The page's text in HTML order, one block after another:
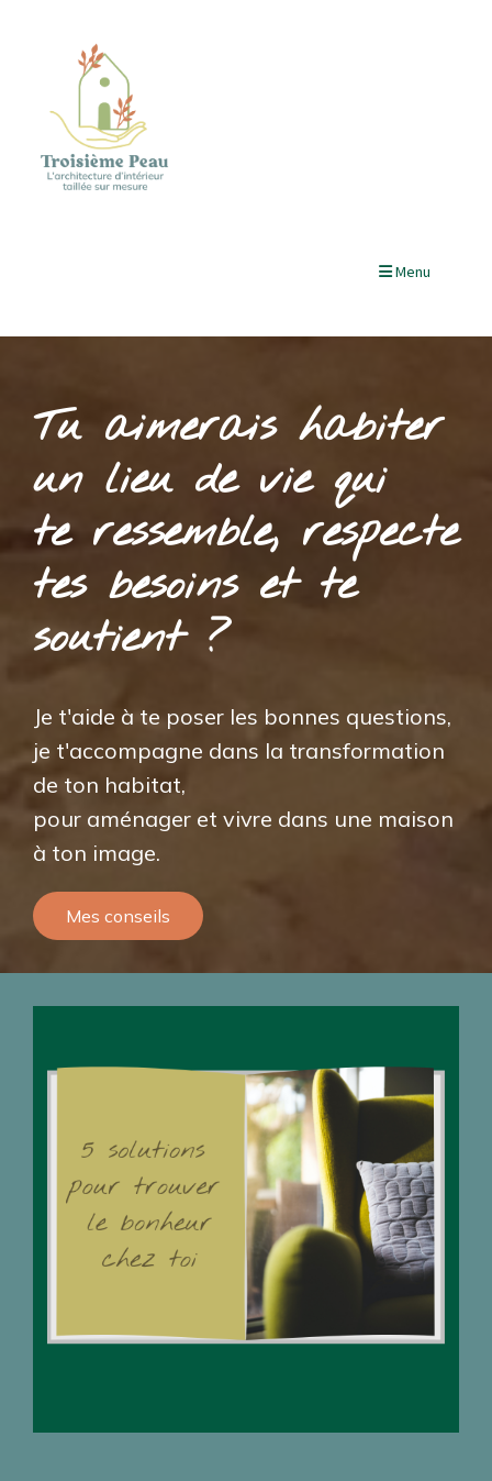
Menu
Tu aimerais habiter
un lieu de vie qui
te ressemble, respecte
tes besoins et te
soutient ?
Je t'aide à te poser les bonnes questions,
je t'accompagne dans la transformation
de ton habitat,
pour aménager et vivre dans une maison
à ton image.
Mes conseils